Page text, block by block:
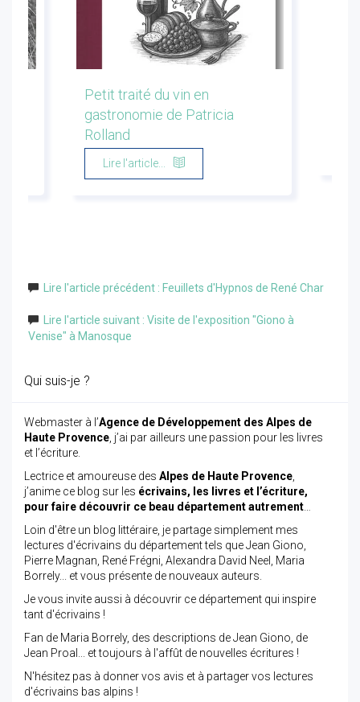
Petit traité du vin en
gastronomie de Patricia
Rolland
Lire l'article...
Lire l'article précédent : Feuillets d'Hypnos de René Char
Lire l'article suivant : Visite de l'exposition "Giono à
Venise" à Manosque
Qui suis-je ?
Webmaster à l’Agence de Développement des Alpes de
Haute Provence , j’ai par ailleurs une passion pour les livres
et l’écriture.
Lectrice et amoureuse des Alpes de Haute Provence
j’anime ce blog sur les écrivains, les livres et l’écriture,
pour faire découvrir ce beau département autrement
Loin d'être un blog littéraire, je partage simplement mes
lectures d'écrivains du département tels que Jean Giono,
Pierre Magnan, René Frégni, Alexandra David Neel, Maria
Borrely... et vous présente de nouveaux auteurs.
Je vous invite aussi à découvrir ce département qui inspire
tant d'écrivains !
Fan de Maria Borrely, des descriptions de Jean Giono, de
Jean Proal... et toujours à l'affût de nouvelles écritures !
N'hésitez pas à donner vos avis et à partager vos lectures
d'écrivains bas alpins !